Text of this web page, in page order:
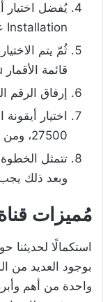
Installation عند القيام بضبط القناة.
ثُمّ يتم
قائمة الأقمار Sat menu.
إرفاق الرقم
27500، ومن ثَمّ النقر على خانة موافق .Ok
تتمثل الخطوة
وبعد ذلك
مُميزات قناة
استكمالًا لحديثنا
بوجود العديد من
واحدة من أهم